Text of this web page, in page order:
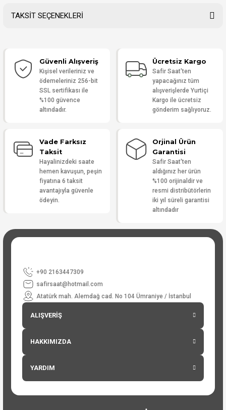
Yorum Yaz
TAKSİT SEÇENEKLERİ
Güvenli Alışveriş
Kişisel verileriniz ve
ödemeleriniz 256-bit
SSL sertifikası ile
%100 güvence
altındadır.
Ücretsiz Kargo
Safir Saat'ten
yapacağınız tüm
alışverişlerde Yurtiçi
Kargo ile ücretsiz
gönderim sağlıyoruz.
Vade Farksız
Taksit
Hayalinizdeki saate
hemen kavuşun, peşin
fiyatına 6 taksit
avantajıyla güvenle
ödeyin.
Orjinal Ürün
Garantisi
Safir Saat'ten
aldığınız her ürün
%100 orijinaldir ve
resmi distribütörlerin
iki yıl süreli garantisi
altındadır
+90 2163447309
safirsaat@hotmail.com
Atatürk mah. Alemdağ cad. No 104 Ümraniye / İstanbul
ALIŞVERİŞ
HAKKIMIZDA
YARDIM